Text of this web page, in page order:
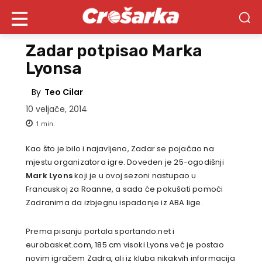
Zadar potpisao Marka
Lyonsa
By Teo Cilar
10 veljače, 2014
1 min.
Kao što je bilo i najavljeno, Zadar se pojačao na
mjestu organizatora igre. Doveden je 25-ogodišnji
Mark Lyonskoji je u ovoj sezoni nastupao u
Francuskoj za Roanne, a sada će pokušati pomoći
Zadranima da izbjegnu ispadanje iz ABA lige.
Prema pisanju portalasportando.net i
eurobasket.com, 185 cm visoki Lyons već je postao
novim igračem Zadra, ali iz kluba nikakvih informacija